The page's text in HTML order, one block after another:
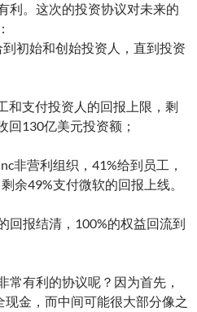
利。这次的投资协议对未来的
初始和创始投资人，直到投资
和支付投资人的回报上限，剩
回130亿美元投资额；
非营利组织，41%给到员工，
余49%支付微软的回报上线。
回报结清，100%的权益回流到
常有利的协议呢？因为首先，
金，而中间可能很大部分像之